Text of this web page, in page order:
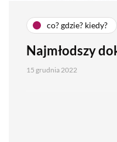
co? gdzie? kiedy?
Najmłodszy
15 grudnia 2022